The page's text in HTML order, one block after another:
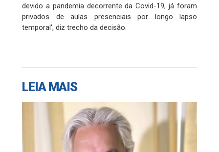
devido a pandemia decorrente da Covid-19, já foram
privados de aulas presenciais por longo lapso
temporal', diz trecho da decisão.
LEIA MAIS